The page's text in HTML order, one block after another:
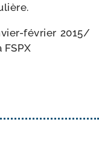
​février 2015/​